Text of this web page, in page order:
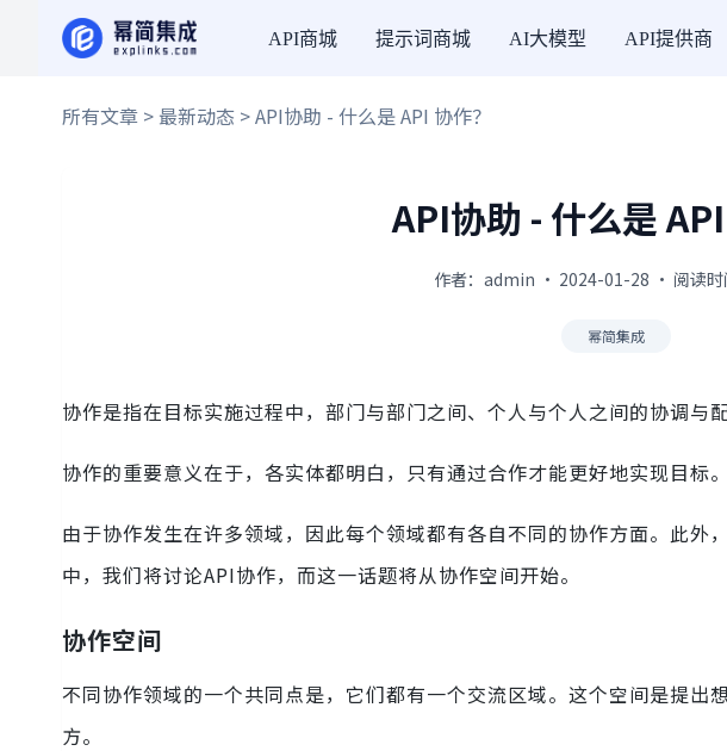
API商城 提示词商城 AI大模型 API提供商
所有文章 > 最新动态 > API协助 - 什么是 API 协作？
API协助 - 什么是 API
作者：admin · 2024-01-28 · 阅读时
幂简集成
协作是指在目标实施过程中，部门与部门之间、个人与个人之间的协调与配
协作的重要意义在于，各实体都明白，只有通过合作才能更好地实现目标。
由于协作发生在许多领域，因此每个领域都有各自不同的协作方面。此外
中，我们将讨论API协作，而这一话题将从协作空间开始。
协作空间
不同协作领域的一个共同点是，它们都有一个交流区域。这个空间是提出
方。